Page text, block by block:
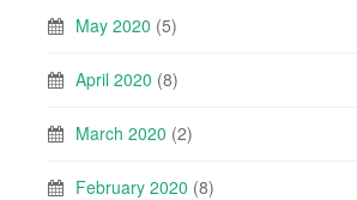
May 2020 (5)
April 2020 (8)
March 2020 (2)
February 2020 (8)